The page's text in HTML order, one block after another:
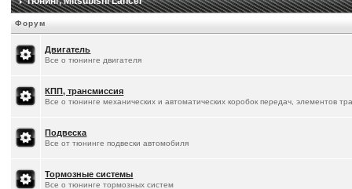
Форум
Двигатель
Все о тюнинге двигателя
КПП, трансмиссия
Все о тюнинге механических и автоматических коробок передач, элементов
Подвеска
Все от тюнинге подвески автомобиля
Тормозные системы
Все о тюнинге тормозных систем